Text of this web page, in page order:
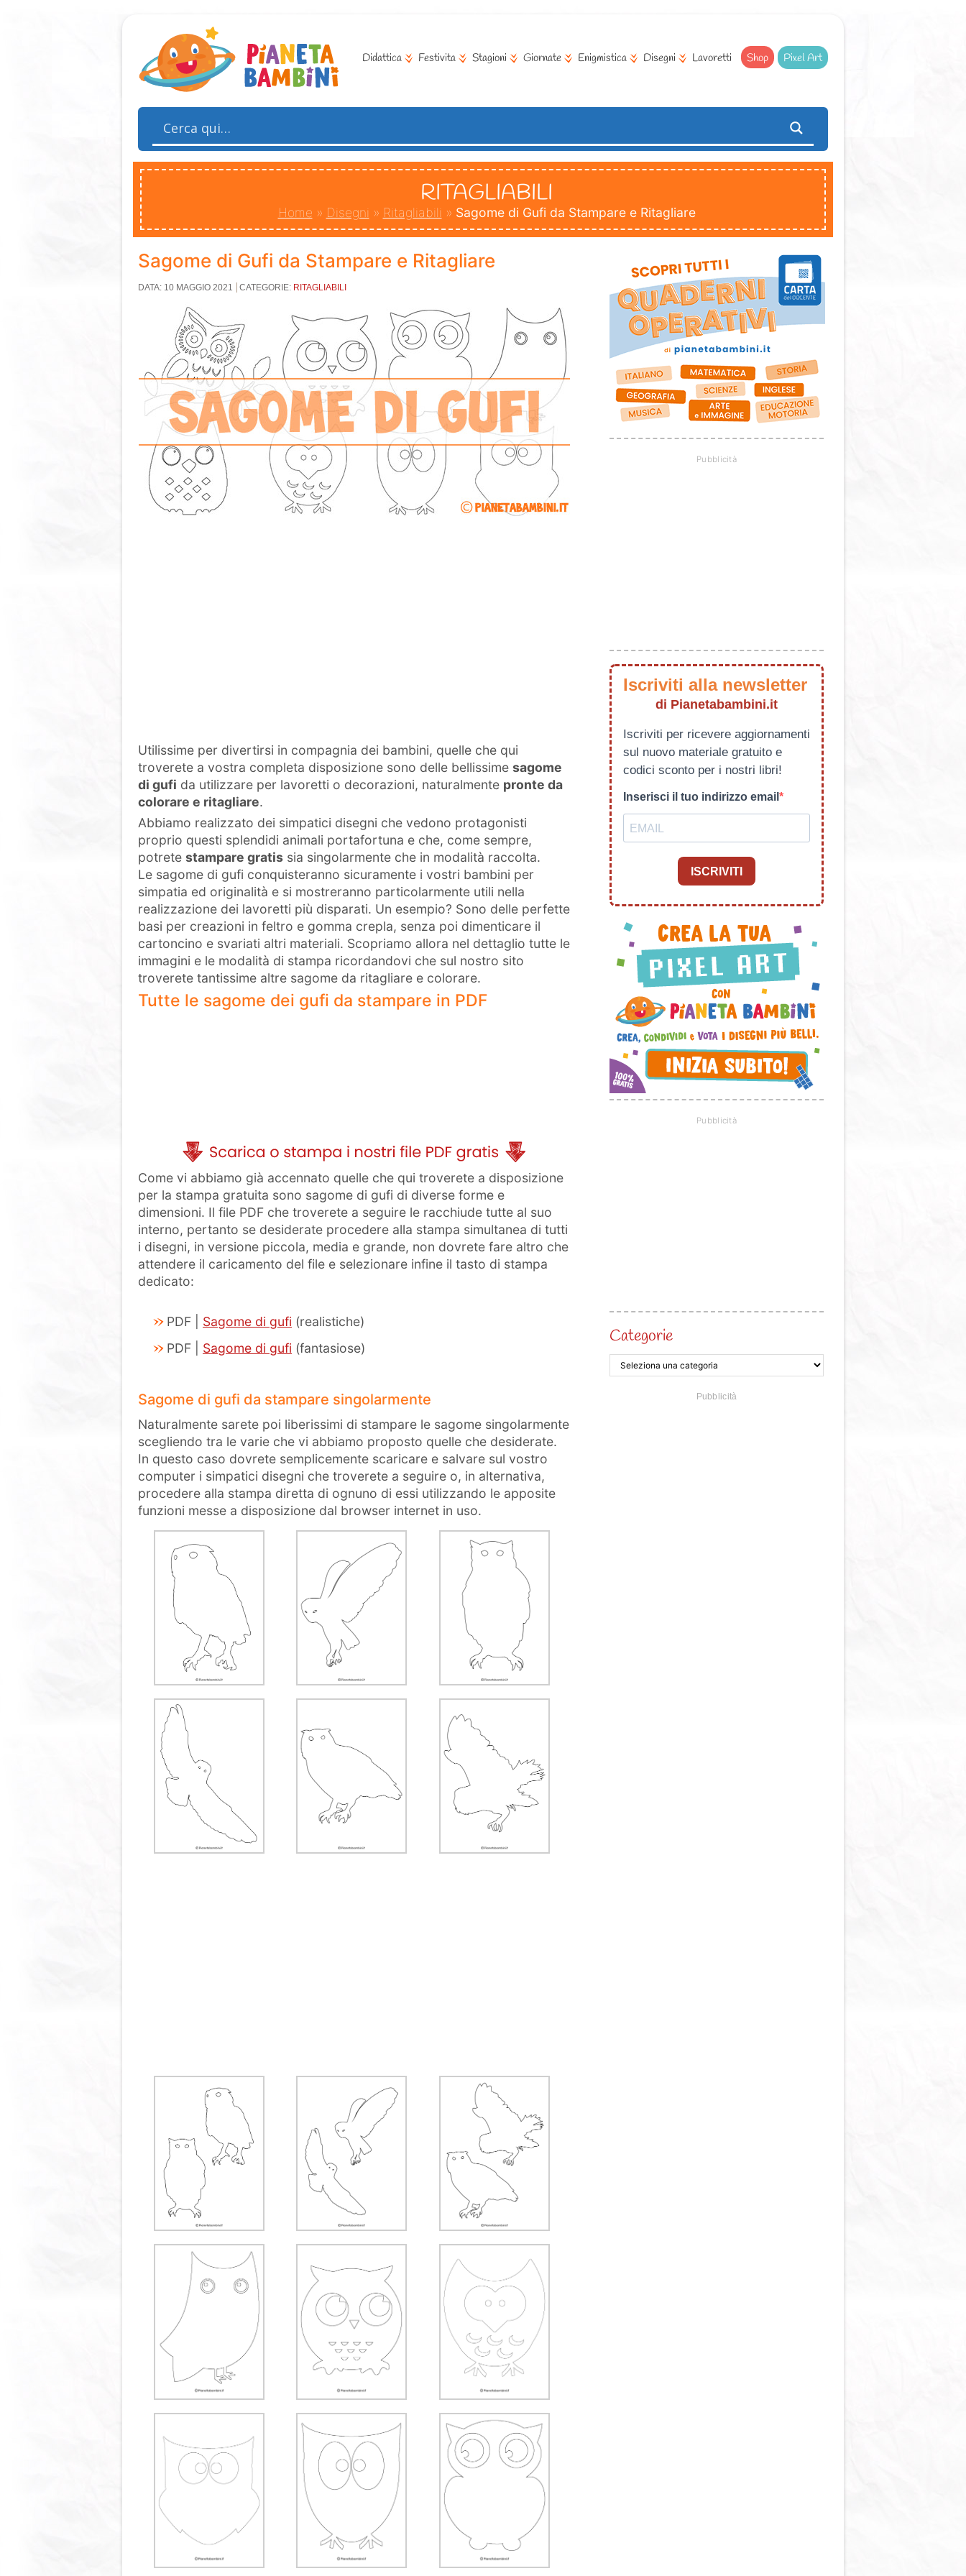
Didattica Festivita Stagioni Giornate Enigmistica Disegni Lavoretti Shop Pixel Art
RITAGLIABILI
Home » Disegni » Ritagliabili » Sagome di Gufi da Stampare e Ritagliare
Sagome di Gufi da Stampare e Ritagliare
DATA: 10 MAGGIO 2021 CATEGORIE: RITAGLIABILI
Utilissime per divertirsi in compagnia dei bambini, quelle che qui
troverete a vostra completa disposizione sono delle bellissime sagome
di gufi da utilizzare per lavoretti o decorazioni, naturalmente pronte da
colorare e ritagliare.
Abbiamo realizzato dei simpatici disegni che vedono protagonisti
proprio questi splendidi animali portafortuna e che, come sempre,
potrete stampare gratis sia singolarmente che in modalità raccolta.
Le sagome di gufi conquisteranno sicuramente i vostri bambini per
simpatia ed originalità e si mostreranno particolarmente utili nella
realizzazione dei lavoretti più disparati. Un esempio? Sono delle perfette
basi per creazioni in feltro e gomma crepla, senza poi dimenticare il
cartoncino e svariati altri materiali. Scopriamo allora nel dettaglio tutte le
immagini e le modalità di stampa ricordandovi che sul nostro sito
troverete tantissime altre sagome da ritagliare e colorare.
Tutte le sagome dei gufi da stampare in PDF
Come vi abbiamo già accennato quelle che qui troverete a disposizione
per la stampa gratuita sono sagome di gufi di diverse forme e
dimensioni. Il file PDF che troverete a seguire le racchiude tutte al suo
interno, pertanto se desiderate procedere alla stampa simultanea di tutti
i disegni, in versione piccola, media e grande, non dovrete fare altro che
attendere il caricamento del file e selezionare infine il tasto di stampa
dedicato:
PDF | Sagome di gufi (realistiche)
PDF | Sagome di gufi (fantasiose)
Sagome di gufi da stampare singolarmente
Naturalmente sarete poi liberissimi di stampare le sagome singolarmente
scegliendo tra le varie che vi abbiamo proposto quelle che desiderate.
In questo caso dovrete semplicemente scaricare e salvare sul vostro
computer i simpatici disegni che troverete a seguire o, in alternativa,
procedere alla stampa diretta di ognuno di essi utilizzando le apposite
funzioni messe a disposizione dal browser internet in uso.
Iscriviti alla newsletter
di Pianetabambini.it
Iscriviti per ricevere aggiornamenti
sul nuovo materiale gratuito e
codici sconto per i nostri libri!
Inserisci il tuo indirizzo email
ISCRIVITI
Categorie